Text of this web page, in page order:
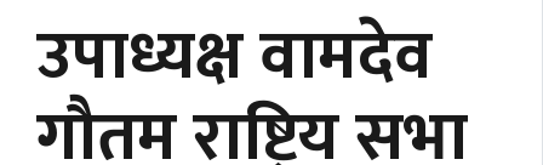
जीवनशैली
मनोरञ्जन/
उपाध्यक्ष वामदेव
गौतम राष्ट्रिय सभा